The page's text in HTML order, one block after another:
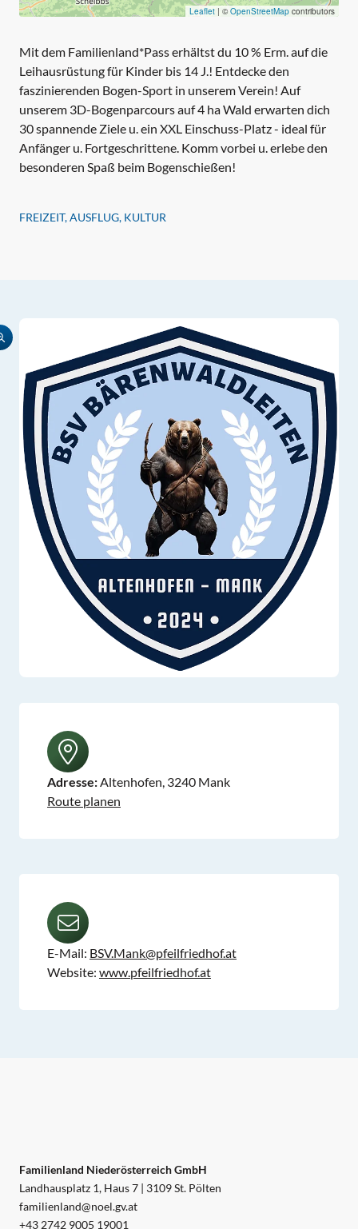
Mit dem Familienland*Pass erhältst du 10 % Erm. auf die
Leihausrüstung für Kinder bis 14 J.! Entdecke den
faszinierenden Bogen-Sport in unserem Verein! Auf
unserem 3D-Bogenparcours auf 4 ha Wald erwarten dich
30 spannende Ziele u. ein XXL Einschuss-Platz - ideal für
Anfänger u. Fortgeschrittene. Komm vorbei u. erlebe den
besonderen Spaß beim Bogenschießen!
FREIZEIT, AUSFLUG, KULTUR
Leaflet | ©OpenStreetMapcontributors
Adresse:Altenhofen, 3240 Mank
Route planen
E-Mail: BSV.Mank@pfeilfriedhof.at
Website: www.pfeilfriedhof.at
Familienland Niederösterreich GmbH
Landhausplatz 1, Haus 7 | 3109 St. Pölten
familienland@noel.gv.at
+43 2742 9005 19001